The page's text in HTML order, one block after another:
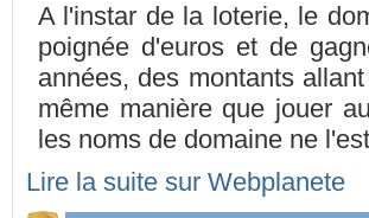
A l'instar de la loterie, le
poignée d'euros et de
années, des montants
même manière que jouer
les noms de domaine ne
Lire la suite sur Webplanete